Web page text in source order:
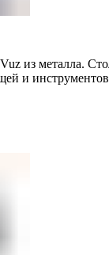
из металла.
и